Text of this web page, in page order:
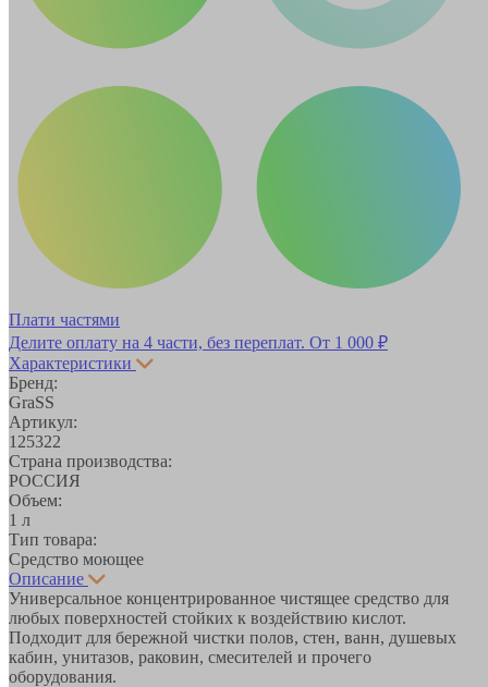
Плати частями
Делите оплату на 4 части, без переплат. От 1 000 ₽
Характеристики
Бренд:
GraSS
Артикул:
125322
Страна производства:
РОССИЯ
Объем:
1 л
Тип товара:
Средство моющее
Описание
Универсальное концентрированное чистящее средство для
любых поверхностей стойких к воздействию кислот.
Подходит для бережной чистки полов, стен, ванн, душевых
кабин, унитазов, раковин, смесителей и прочего
оборудования.